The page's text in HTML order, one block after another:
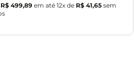
R$ 499,89 em até 12x de R$ 41,65 sem